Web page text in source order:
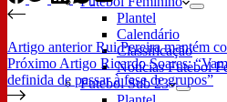
Plantel
Calendário
Classificação
Notícias Futebol
Futebol Sub 23
Artigo anteriorRui Pereira mantém
Próximo Artigo Ricardo Soares:
definida de passar à fase de grupos”